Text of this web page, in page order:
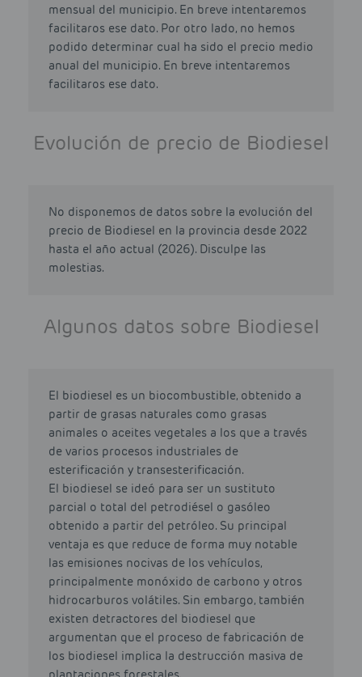
mensual del municipio. En breve intentaremos
facilitaros ese dato. Por otro lado, no hemos
podido determinar cual ha sido el precio medio
anual del municipio. En breve intentaremos
facilitaros ese dato.
Evolución de precio de Biodiesel
No disponemos de datos sobre la evolución del
precio de Biodiesel en la provincia desde 2022
hasta el año actual (2026). Disculpe las
molestias.
Algunos datos sobre Biodiesel
El biodiesel es un biocombustible, obtenido a
partir de grasas naturales como grasas
animales o aceites vegetales a los que a través
de varios procesos industriales de
esterificación y transesterificación.
El biodiesel se ideó para ser un sustituto
parcial o total del petrodiésel o gasóleo
obtenido a partir del petróleo. Su principal
ventaja es que reduce de forma muy notable
las emisiones nocivas de los vehículos,
principalmente monóxido de carbono y otros
hidrocarburos volátiles. Sin embargo, también
existen detractores del biodiesel que
argumentan que el proceso de fabricación de
los biodiesel implica la destrucción masiva de